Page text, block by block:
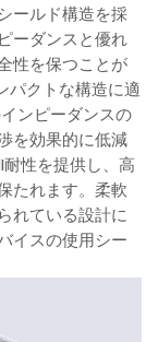
ールド構造を採
ーダンスと優れ
性を保つことが
パクトな構造に適
ンピーダンスの
を効果的に低減
性を提供し、高
たれます。柔軟
れている設計に
イスの使用シー